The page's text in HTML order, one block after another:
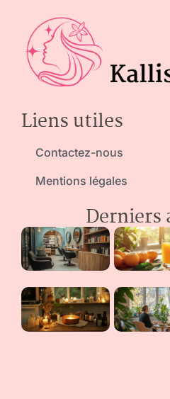
Liens utiles
Contactez-nous
Mentions légales
Derniers